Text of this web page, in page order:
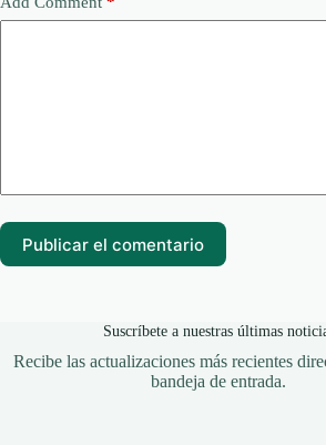
Publicar el comentario
Suscríbete a nuestras últimas
Recibe las actualizaciones más recientes
bandeja de entrada.